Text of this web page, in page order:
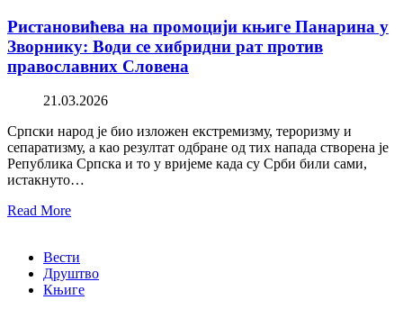
Ристановићева на промоцији књиге Панарина у
Зворнику: Води се хибридни рат против
православних Словена
21.03.2026
Српски народ је био изложен екстремизму, тероризму и
сепаратизму, а као резултат одбране од тих напада створена је
Република Српска и то у вријеме када су Срби били сами,
истакнуто…
Read More
Вести
Друштво
Књиге